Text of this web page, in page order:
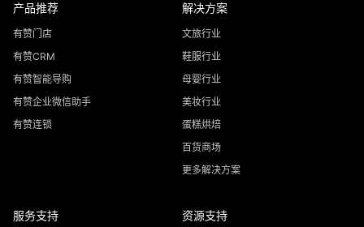
产品推荐
有赞门店
有赞CRM
有赞智能导购
有赞企业微信助手
有赞连锁
解决方案
文旅行业
鞋服行业
母婴行业
美妆行业
蛋糕烘焙
百货商场
更多解决方案
服务支持 资源支持